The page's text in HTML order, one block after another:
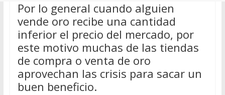
Por lo general cuando alguien
vende oro recibe una cantidad
inferior el precio del mercado, por
este motivo muchas de las tiendas
de compra o venta de oro
aprovechan las crisis para sacar un
buen beneficio.